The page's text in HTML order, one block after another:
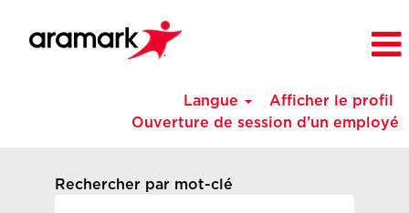
Langue
Afficher le profil
Ouverture de session d’un employé
Rechercher par mot-clé